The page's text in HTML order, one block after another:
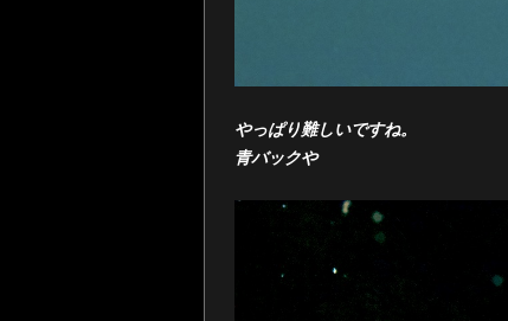
やっぱり難しいですね。
青バックや